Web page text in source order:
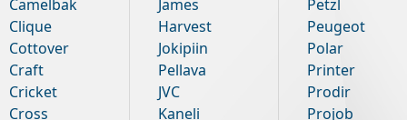
Camelbak
Clique
Cottover
Craft
Cricket
Cross
James
Harvest
Jokipiin
Pellava
JVC
Kaneli
Petzl
Peugeot
Polar
Printer
Prodir
Projob